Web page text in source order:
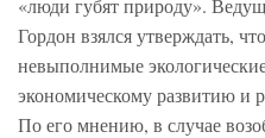
«люди губят природу».
Гордон взялся утверждать,
невыполнимые
экономическому развитию и
По его мнению, в случае